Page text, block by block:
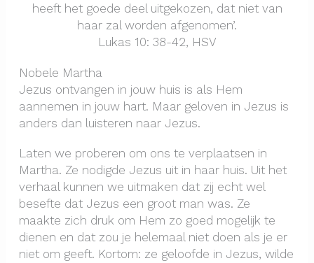
heeft het goede deel uitgekozen, dat niet van
haar zal worden afgenomen’.
Lukas 10: 38-42, HSV
Nobele Martha
Jezus ontvangen in jouw huis is als Hem
aannemen in jouw hart. Maar geloven in Jezus is
anders dan luisteren naar Jezus.
Laten we proberen om ons te verplaatsen in
Martha. Ze nodigde Jezus uit in haar huis. Uit het
verhaal kunnen we uitmaken dat zij echt wel
besefte dat Jezus een groot man was. Ze
maakte zich druk om Hem zo goed mogelijk te
dienen en dat zou je helemaal niet doen als je er
niet om geeft. Kortom: ze geloofde in Jezus, wilde